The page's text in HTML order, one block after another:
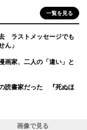
一覧を見る
ラストメッセージでも
」
家、二人の「違い」と
読書家だった 『死ぬほ
画像で見る